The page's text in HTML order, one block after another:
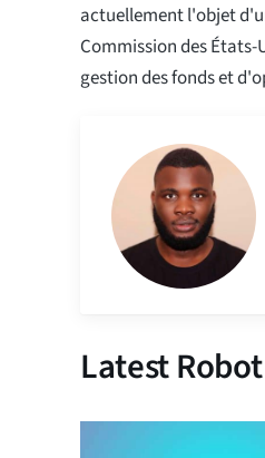
actuellement l'objet
Commission des
gestion des fonds et
Latest